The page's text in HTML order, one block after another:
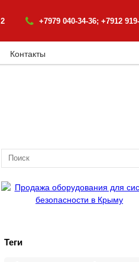
+7979 040-34-36; +7912
Контакты
Теги